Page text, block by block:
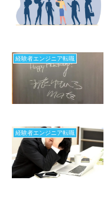
経験者エンジニア転職
経験者エンジニア転職